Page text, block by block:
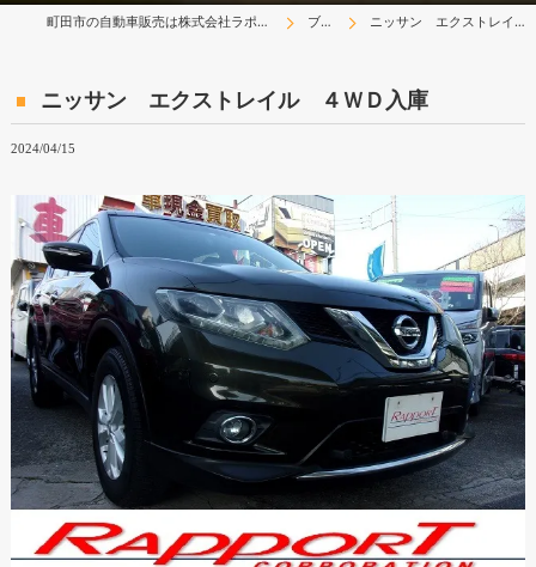
町田市の自動車販売は株式会社ラポールコーポレーション ブログ ニッサン エクストレイル ４ＷＤ入庫
ニッサン エクストレイル ４ＷＤ入庫
2024/04/15